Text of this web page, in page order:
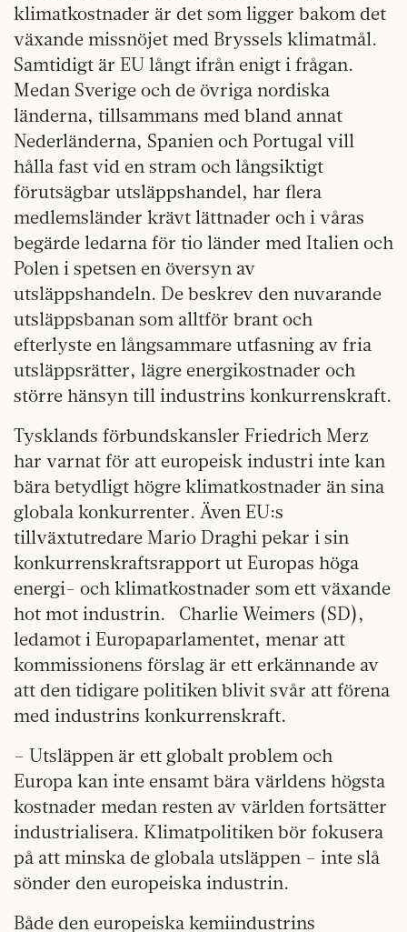
klimatkostnader är det som ligger bakom det
växande missnöjet med Bryssels klimatmål.
Samtidigt är EU långt ifrån enigt i frågan.
Medan Sverige och de övriga nordiska
länderna, tillsammans med bland annat
Nederländerna, Spanien och Portugal vill
hålla fast vid en stram och långsiktigt
förutsägbar utsläppshandel, har flera
medlemsländer krävt lättnader och i våras
begärde ledarna för tio länder med Italien och
Polen i spetsen en översyn av
utsläppshandeln. De beskrev den nuvarande
utsläppsbanan som alltför brant och
efterlyste en långsammare utfasning av fria
utsläppsrätter, lägre energikostnader och
större hänsyn till industrins konkurrenskraft.
Tysklands förbundskansler Friedrich Merz
har varnat för att europeisk industri inte kan
bära betydligt högre klimatkostnader än sina
globala konkurrenter. Även EU:s
tillväxtutredare Mario Draghi pekar i sin
konkurrenskraftsrapport ut Europas höga
energi- och klimatkostnader som ett växande
hot mot industrin. Charlie Weimers (SD),
ledamot i Europaparlamentet, menar att
kommissionens förslag är ett erkännande av
att den tidigare politiken blivit svår att förena
med industrins konkurrenskraft.
– Utsläppen är ett globalt problem och
Europa kan inte ensamt bära världens högsta
kostnader medan resten av världen fortsätter
industrialisera. Klimatpolitiken bör fokusera
på att minska de globala utsläppen – inte slå
sönder den europeiska industrin.
Både den europeiska kemiindustrins